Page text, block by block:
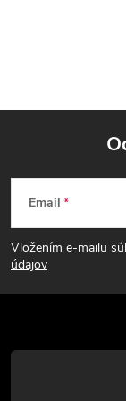
Z
á
p
t
Email
Vložením e-mailu
údajov